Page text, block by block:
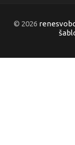
© 2026